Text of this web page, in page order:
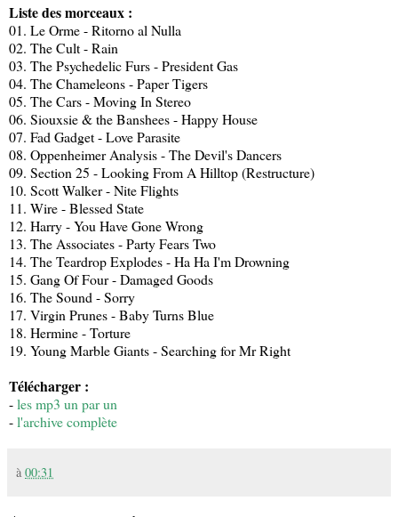
Liste des morceaux :
01. Le Orme - Ritorno al Nulla
02. The Cult - Rain
03. The Psychedelic Furs - President Gas
04. The Chameleons - Paper Tigers
05. The Cars - Moving In Stereo
06. Siouxsie & the Banshees - Happy House
07. Fad Gadget - Love Parasite
08. Oppenheimer Analysis - The Devil's Dancers
09. Section 25 - Looking From A Hilltop (Restructure)
10. Scott Walker - Nite Flights
11. Wire - Blessed State
12. Harry - You Have Gone Wrong
13. The Associates - Party Fears Two
14. The Teardrop Explodes - Ha Ha I'm Drowning
15. Gang Of Four - Damaged Goods
16. The Sound - Sorry
17. Virgin Prunes - Baby Turns Blue
18. Hermine - Torture
19. Young Marble Giants - Searching for Mr Right
Télécharger :
-les mp3 un par un
-l'archive complète
à 00:31